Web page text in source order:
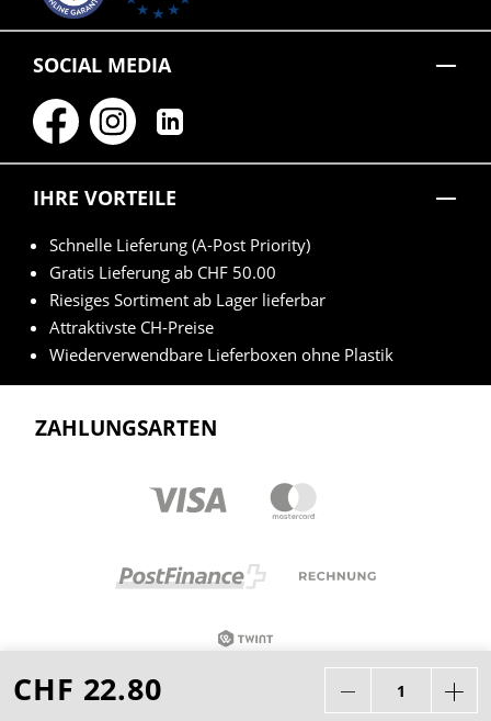
CHF 22.80
SOCIAL MEDIA
IHRE VORTEILE
Schnelle Lieferung (A-Post Priority)
Gratis Lieferung ab CHF 50.00
Riesiges Sortiment ab Lager lieferbar
Attraktivste CH-Preise
Wiederverwendbare Lieferboxen ohne Plastik
ZAHLUNGSARTEN